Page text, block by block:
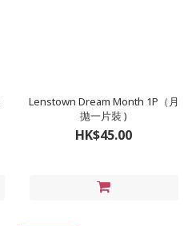
Lenstown Dream Month 1P（月
拋一片裝 )
HK$45.00